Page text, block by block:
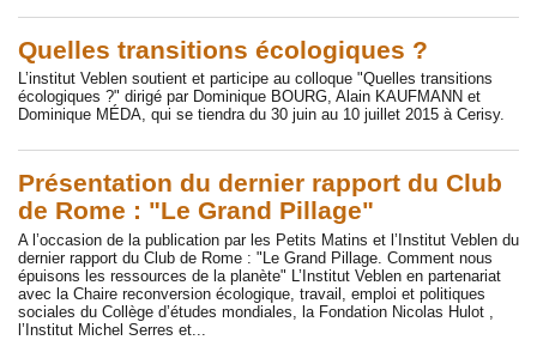
Quelles transitions écologiques ?
L’institut Veblen soutient et participe au colloque "Quelles transitions
écologiques ?" dirigé par Dominique BOURG, Alain KAUFMANN et
Dominique MÉDA, qui se tiendra du 30 juin au 10 juillet 2015 à Cerisy.
Présentation du dernier rapport du Club
de Rome : "Le Grand Pillage"
A l’occasion de la publication par les Petits Matins et l’Institut Veblen du
dernier rapport du Club de Rome : "Le Grand Pillage. Comment nous
épuisons les ressources de la planète" L’Institut Veblen en partenariat
avec la Chaire reconversion écologique, travail, emploi et politiques
sociales du Collège d’études mondiales, la Fondation Nicolas Hulot ,
l’Institut Michel Serres et...